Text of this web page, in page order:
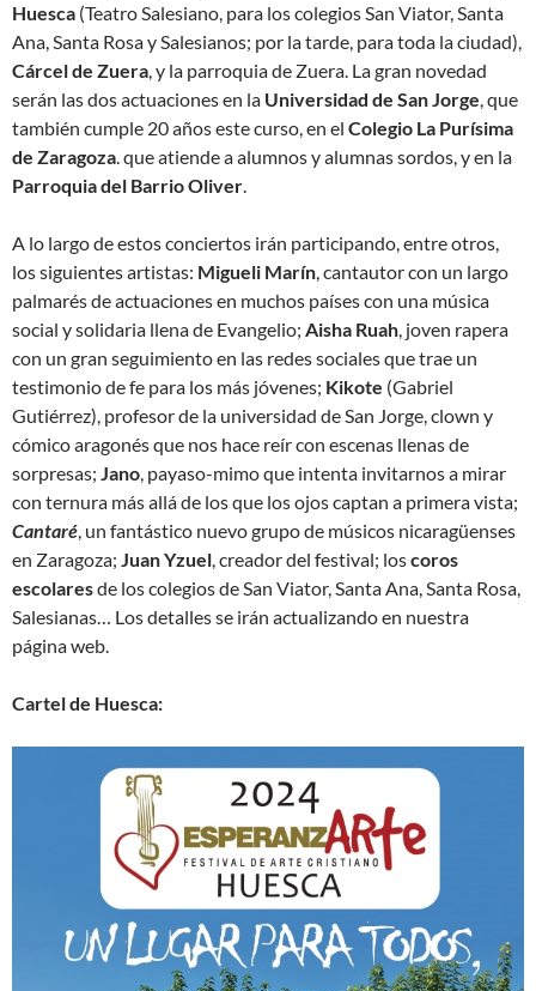
Huesca (Teatro Salesiano, para los colegios San Viator, Santa
Ana, Santa Rosa y Salesianos; por la tarde, para toda la ciudad),
Cárcel de Zuera, y la parroquia de Zuera. La gran novedad
serán las dos actuaciones en la Universidad de San Jorge, que
también cumple 20 años este curso, en el Colegio La Purísima
de Zaragoza. que atiende a alumnos y alumnas sordos, y en la
Parroquia del Barrio Oliver.
A lo largo de estos conciertos irán participando, entre otros,
los siguientes artistas: Migueli Marín, cantautor con un largo
palmarés de actuaciones en muchos países con una música
social y solidaria llena de Evangelio; Aisha Ruah, joven rapera
con un gran seguimiento en las redes sociales que trae un
testimonio de fe para los más jóvenes; Kikote (Gabriel
Gutiérrez), profesor de la universidad de San Jorge, clown y
cómico aragonés que nos hace reír con escenas llenas de
sorpresas; Jano, payaso-mimo que intenta invitarnos a mirar
con ternura más allá de los que los ojos captan a primera vista;
Cantaré, un fantástico nuevo grupo de músicos nicaragüenses
en Zaragoza; Juan Yzuel, creador del festival; loscoros
escolaresde los colegios de San Viator, Santa Ana, Santa Rosa,
Salesianas… Los detalles se irán actualizando en nuestra
página web.
Cartel de Huesca: